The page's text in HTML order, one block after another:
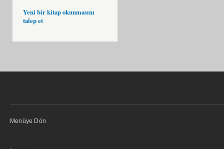
Yeni bir kitap okunmasını
talep et
Menüye Dön